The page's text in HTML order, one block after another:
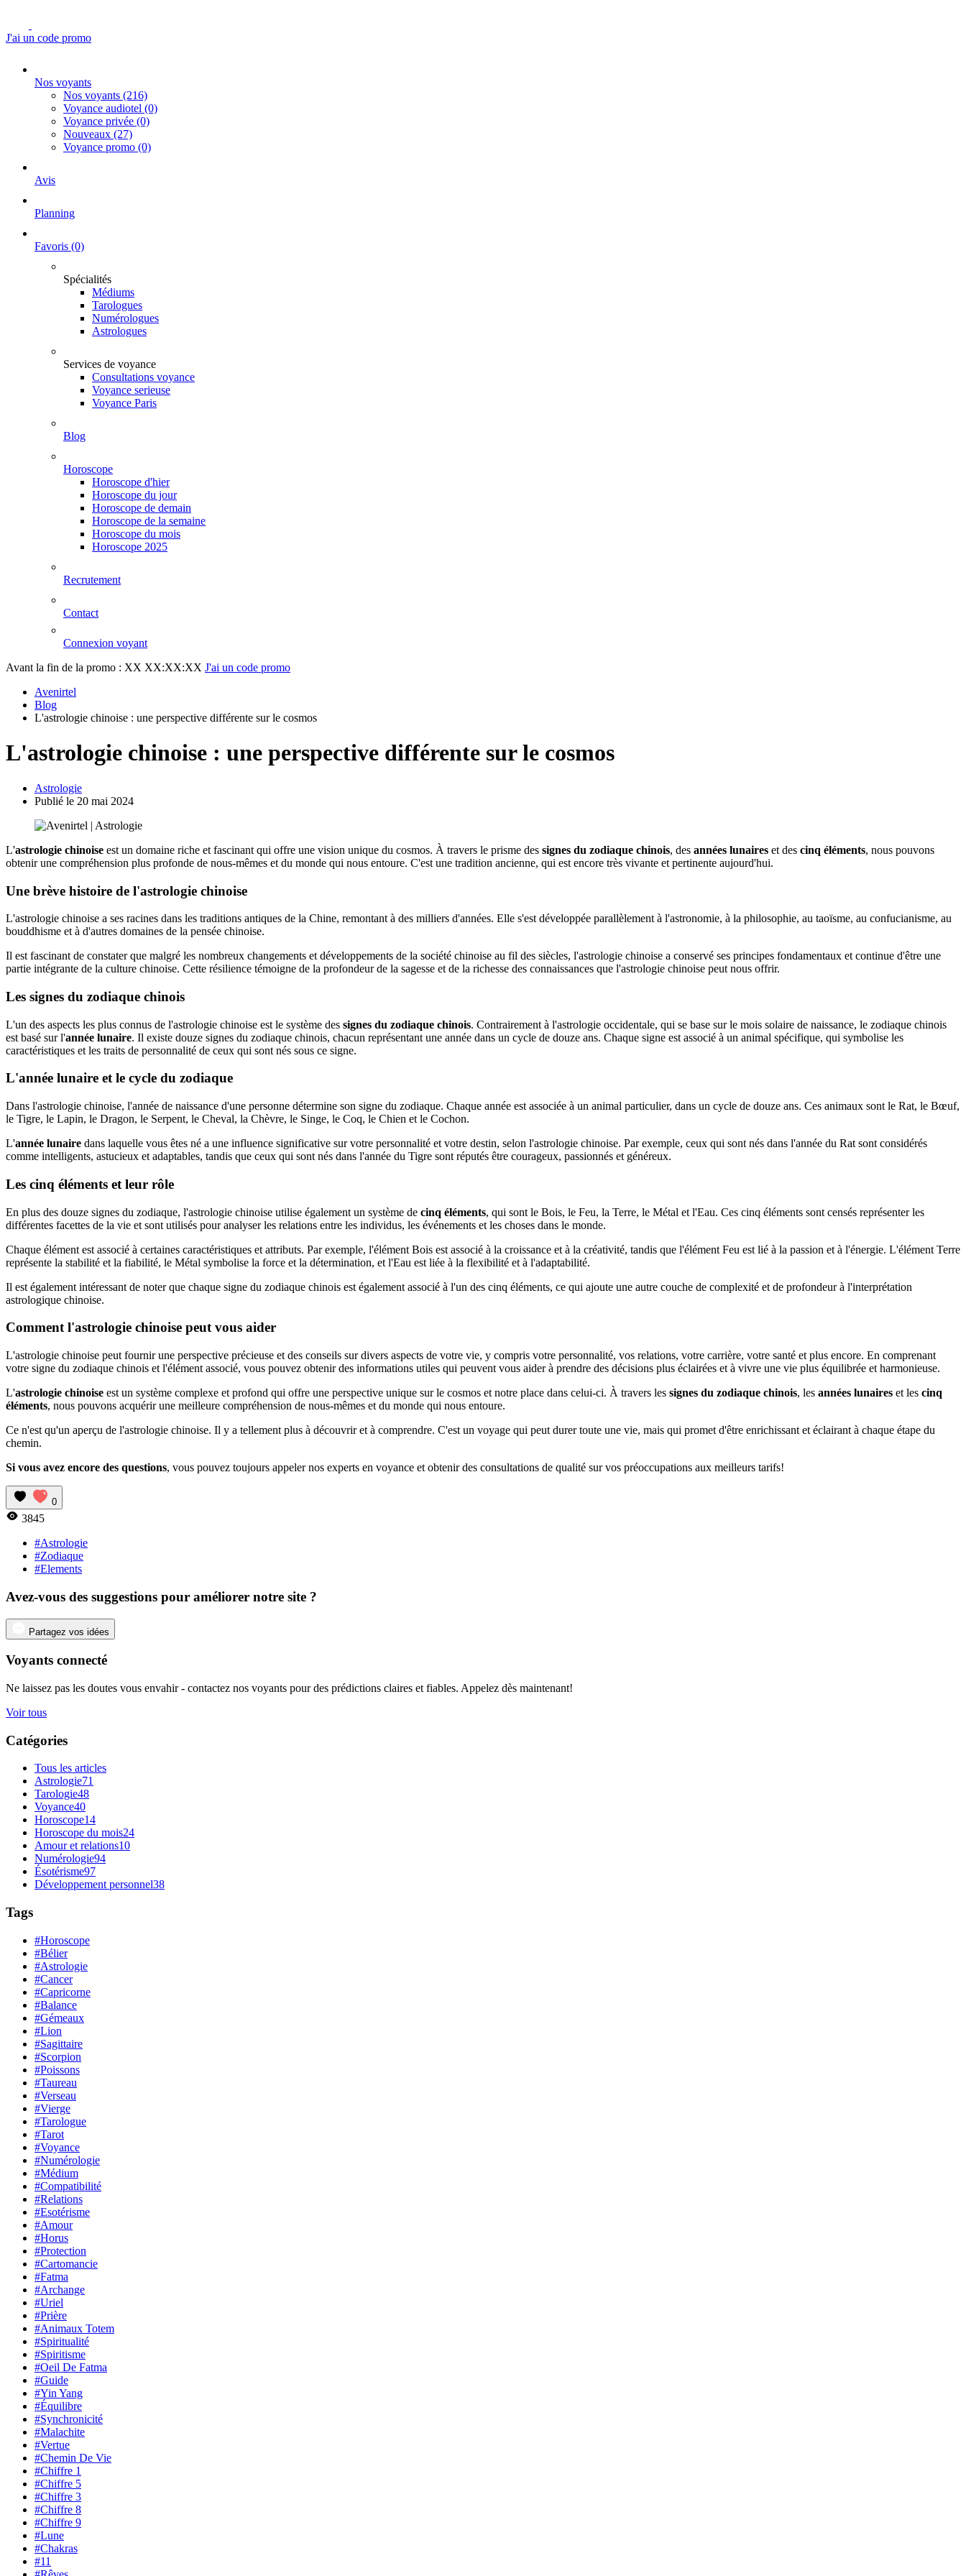
J'ai un code promo
Nos voyants
Nos voyants (216)
Voyance audiotel (0)
Voyance privée (0)
Nouveaux (27)
Voyance promo (0)
Avis
Planning
Favoris (0)
Spécialités
Médiums
Tarologues
Numérologues
Astrologues
Services de voyance
Consultations voyance
Voyance serieuse
Voyance Paris
Blog
Horoscope
Horoscope d'hier
Horoscope du jour
Horoscope de demain
Horoscope de la semaine
Horoscope du mois
Horoscope 2025
Recrutement
Contact
Connexion voyant
Avant la fin de la promo : XX XX:XX:XX J'ai un code promo
Avenirtel
Blog
L'astrologie chinoise : une perspective différente sur le cosmos
L'astrologie chinoise : une perspective différente sur le cosmos
Astrologie
Publié le 20 mai 2024
L'astrologie chinoise est un domaine riche et fascinant qui offre une vision unique du cosmos. À travers le prisme des signes du zodiaque chinois, des années lunaires et des cinq éléments, nous pouvons
obtenir une compréhension plus profonde de nous-mêmes et du monde qui nous entoure. C'est une tradition ancienne, qui est encore très vivante et pertinente aujourd'hui.
Une brève histoire de l'astrologie chinoise
L'astrologie chinoise a ses racines dans les traditions antiques de la Chine, remontant à des milliers d'années. Elle s'est développée parallèlement à l'astronomie, à la philosophie, au taoïsme, au confucianisme, au
bouddhisme et à d'autres domaines de la pensée chinoise.
Il est fascinant de constater que malgré les nombreux changements et développements de la société chinoise au fil des siècles, l'astrologie chinoise a conservé ses principes fondamentaux et continue d'être une
partie intégrante de la culture chinoise. Cette résilience témoigne de la profondeur de la sagesse et de la richesse des connaissances que l'astrologie chinoise peut nous offrir.
Les signes du zodiaque chinois
L'un des aspects les plus connus de l'astrologie chinoise est le système des signes du zodiaque chinois. Contrairement à l'astrologie occidentale, qui se base sur le mois solaire de naissance, le zodiaque chinois
est basé sur l'année lunaire. Il existe douze signes du zodiaque chinois, chacun représentant une année dans un cycle de douze ans. Chaque signe est associé à un animal spécifique, qui symbolise les
caractéristiques et les traits de personnalité de ceux qui sont nés sous ce signe.
L'année lunaire et le cycle du zodiaque
Dans l'astrologie chinoise, l'année de naissance d'une personne détermine son signe du zodiaque. Chaque année est associée à un animal particulier, dans un cycle de douze ans. Ces animaux sont le Rat, le Bœuf,
le Tigre, le Lapin, le Dragon, le Serpent, le Cheval, la Chèvre, le Singe, le Coq, le Chien et le Cochon.
L'année lunaire dans laquelle vous êtes né a une influence significative sur votre personnalité et votre destin, selon l'astrologie chinoise. Par exemple, ceux qui sont nés dans l'année du Rat sont considérés
comme intelligents, astucieux et adaptables, tandis que ceux qui sont nés dans l'année du Tigre sont réputés être courageux, passionnés et généreux.
Les cinq éléments et leur rôle
En plus des douze signes du zodiaque, l'astrologie chinoise utilise également un système de cinq éléments, qui sont le Bois, le Feu, la Terre, le Métal et l'Eau. Ces cinq éléments sont censés représenter les
différentes facettes de la vie et sont utilisés pour analyser les relations entre les individus, les événements et les choses dans le monde.
Chaque élément est associé à certaines caractéristiques et attributs. Par exemple, l'élément Bois est associé à la croissance et à la créativité, tandis que l'élément Feu est lié à la passion et à l'énergie. L'élément Terre
représente la stabilité et la fiabilité, le Métal symbolise la force et la détermination, et l'Eau est liée à la flexibilité et à l'adaptabilité.
Il est également intéressant de noter que chaque signe du zodiaque chinois est également associé à l'un des cinq éléments, ce qui ajoute une autre couche de complexité et de profondeur à l'interprétation
astrologique chinoise.
Comment l'astrologie chinoise peut vous aider
L'astrologie chinoise peut fournir une perspective précieuse et des conseils sur divers aspects de votre vie, y compris votre personnalité, vos relations, votre carrière, votre santé et plus encore. En comprenant
votre signe du zodiaque chinois et l'élément associé, vous pouvez obtenir des informations utiles qui peuvent vous aider à prendre des décisions plus éclairées et à vivre une vie plus équilibrée et harmonieuse.
L'astrologie chinoise est un système complexe et profond qui offre une perspective unique sur le cosmos et notre place dans celui-ci. À travers les signes du zodiaque chinois, les années lunaires et les cinq
éléments, nous pouvons acquérir une meilleure compréhension de nous-mêmes et du monde qui nous entoure.
Ce n'est qu'un aperçu de l'astrologie chinoise. Il y a tellement plus à découvrir et à comprendre. C'est un voyage qui peut durer toute une vie, mais qui promet d'être enrichissant et éclairant à chaque étape du
chemin.
Si vous avez encore des questions, vous pouvez toujours appeler nos experts en voyance et obtenir des consultations de qualité sur vos préoccupations aux meilleurs tarifs!
0
3845
#Astrologie
#Zodiaque
#Elements
Avez-vous des suggestions pour améliorer notre site ?
Partagez vos idées
Voyants connecté
Ne laissez pas les doutes vous envahir - contactez nos voyants pour des prédictions claires et fiables. Appelez dès maintenant!
Voir tous
Catégories
Tous les articles
Astrologie71
Tarologie48
Voyance40
Horoscope14
Horoscope du mois24
Amour et relations10
Numérologie94
Ésotérisme97
Développement personnel38
Tags
#Horoscope
#Bélier
#Astrologie
#Cancer
#Capricorne
#Balance
#Gémeaux
#Lion
#Sagittaire
#Scorpion
#Poissons
#Taureau
#Verseau
#Vierge
#Tarologue
#Tarot
#Voyance
#Numérologie
#Médium
#Compatibilité
#Relations
#Esotérisme
#Amour
#Horus
#Protection
#Cartomancie
#Fatma
#Archange
#Uriel
#Prière
#Animaux Totem
#Spiritualité
#Spiritisme
#Oeil De Fatma
#Guide
#Yin Yang
#Équilibre
#Synchronicité
#Malachite
#Vertue
#Chemin De Vie
#Chiffre 1
#Chiffre 5
#Chiffre 3
#Chiffre 8
#Chiffre 9
#Lune
#Chakras
#11